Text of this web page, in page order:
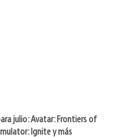
julio: Avatar: Frontiers of
Ignite y más